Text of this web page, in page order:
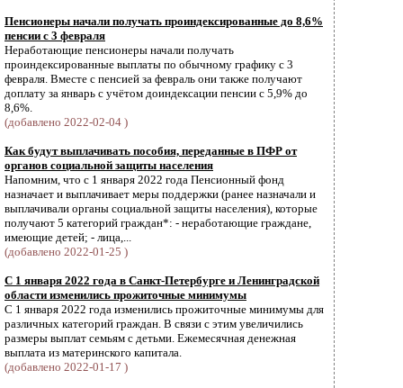
Пенсионеры начали получать проиндексированные до 8,6%
пенсии с 3 февраля
Неработающие пенсионеры начали получать
проиндексированные выплаты по обычному графику с 3
февраля. Вместе с пенсией за февраль они также получают
доплату за январь с учётом доиндексации пенсии с 5,9% до
8,6%.
(добавлено 2022-02-04 )
Как будут выплачивать пособия, переданные в ПФР от
органов социальной защиты населения
Напомним, что с 1 января 2022 года Пенсионный фонд
назначает и выплачивает меры поддержки (ранее назначали и
выплачивали органы социальной защиты населения), которые
получают 5 категорий граждан*: - неработающие граждане,
имеющие детей; - лица,...
(добавлено 2022-01-25 )
С 1 января 2022 года в Санкт-Петербурге и Ленинградской
области изменились прожиточные минимумы
С 1 января 2022 года изменились прожиточные минимумы для
различных категорий граждан. В связи с этим увеличились
размеры выплат семьям с детьми. Ежемесячная денежная
выплата из материнского капитала.
(добавлено 2022-01-17 )